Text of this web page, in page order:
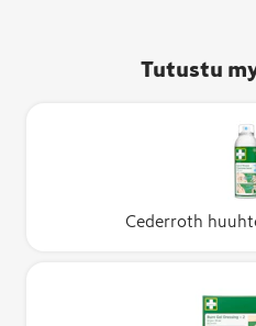
Tutustu
Cederroth